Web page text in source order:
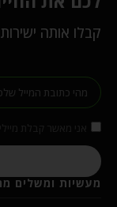
קבלו אותה
מעשיות ומשלים